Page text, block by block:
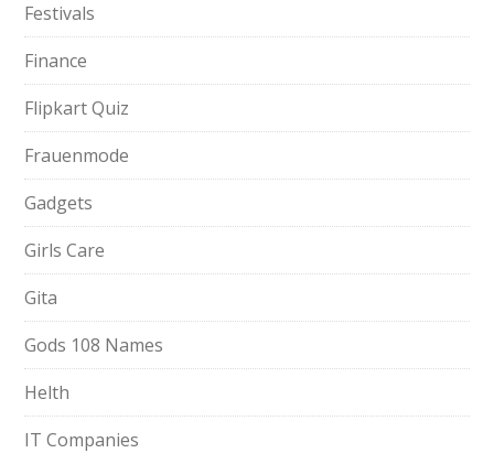
Festivals
Finance
Flipkart Quiz
Frauenmode
Gadgets
Girls Care
Gita
Gods 108 Names
Helth
IT Companies